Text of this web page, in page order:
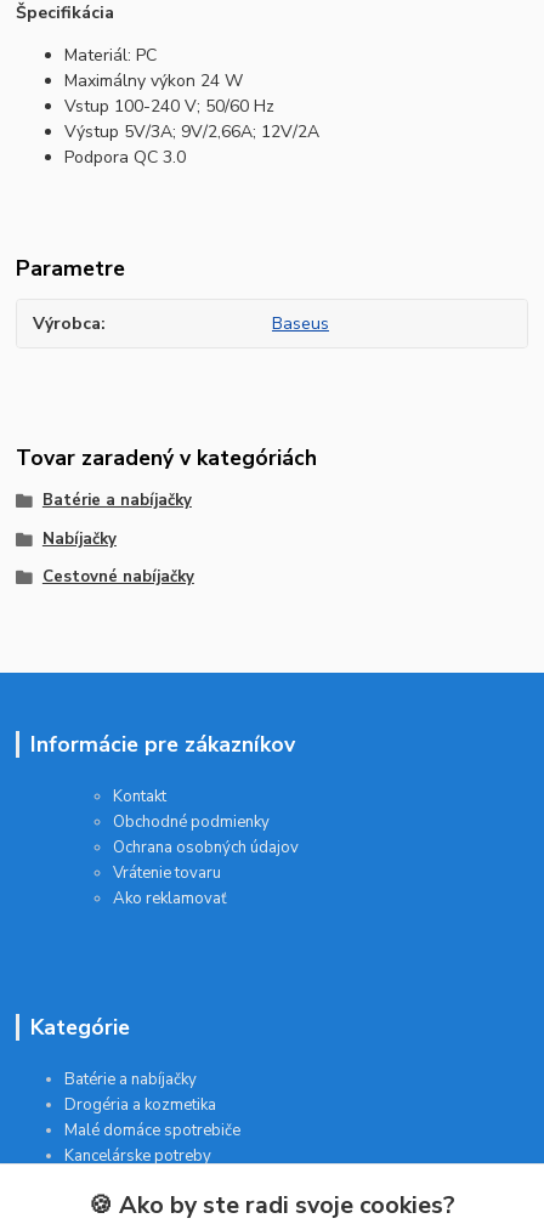
Špecifikácia
Materiál: PC
Maximálny výkon 24 W
Vstup 100-240 V; 50/60 Hz
Výstup 5V/3A; 9V/2,66A; 12V/2A
Podpora QC 3.0
Parametre
Výrobca Baseus
Tovar zaradený v kategóriách
Batérie a nabíjačky
Nabíjačky
Cestovné nabíjačky
Informácie pre zákazníkov
Kontakt
Obchodné podmienky
Ochrana osobných údajov
Vrátenie tovaru
Ako reklamovať
Kategórie
Batérie a nabíjačky
Drogéria a kozmetika
Malé domáce spotrebiče
Kancelárske potreby
🍪 Ako by ste radi svoje cookies?